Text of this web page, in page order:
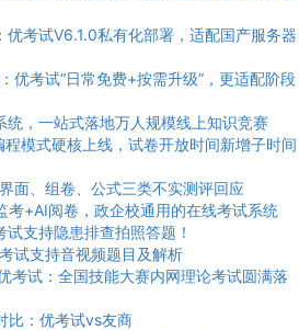
考试V6.1.0私有化部署，适配国产服务器
优考试“日常免费+按需升级”，更适配阶段
统，一站式落地万人规模线上知识竞赛
模式硬核上线，试卷开放时间新增子时间
面、组卷、公式三类不实测评回应
考+AI阅卷，政企校通用的在线考试系统
支持隐患排查拍照答题！
试支持音视频题目及解析
考试：全国技能大赛内网理论考试圆满落
比：优考试vs友商